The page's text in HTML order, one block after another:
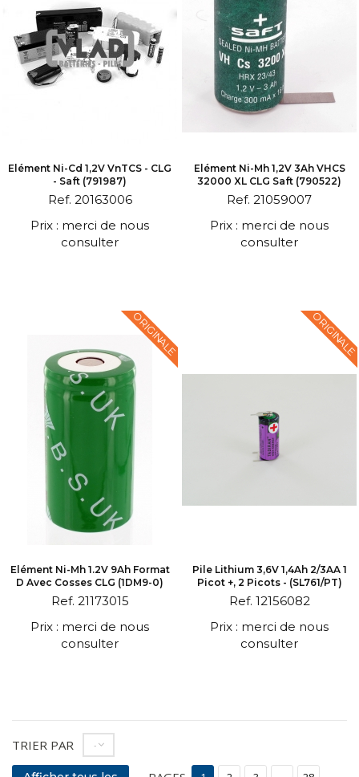
Elément Ni-Cd 1,2V VnTCS - CLG
- Saft (791987)
Ref. 20163006
Prix : merci de nous
consulter
Elément Ni-Mh 1,2V 3Ah VHCS
32000 XL CLG Saft (790522)
Ref. 21059007
Prix : merci de nous
consulter
ORIGINALE
Elément Ni-Mh 1.2V 9Ah Format
D Avec Cosses CLG (1DM9-0)
Ref. 21173015
Prix : merci de nous
consulter
ORIGINALE
Pile Lithium 3,6V 1,4Ah 2/3AA 1
Picot +, 2 Picots - (SL761/PT)
Ref. 12156082
Prix : merci de nous
consulter
TRIER PAR --